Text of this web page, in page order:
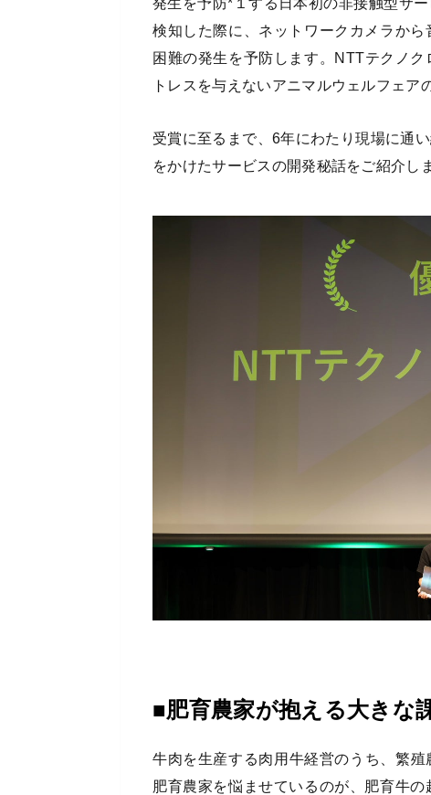
検知した際に、ネットワークカメラか
困難の発生を予防します。NTTテクノ
トレスを与えないアニマルウェルフェア
受賞に至るまで、6年にわたり現場に通
をかけたサービスの開発秘話をご紹介し
■肥育農家が抱える大きな
牛肉を生産する肉用牛経営のうち、繁
肥育農家を悩ませているのが、肥育牛